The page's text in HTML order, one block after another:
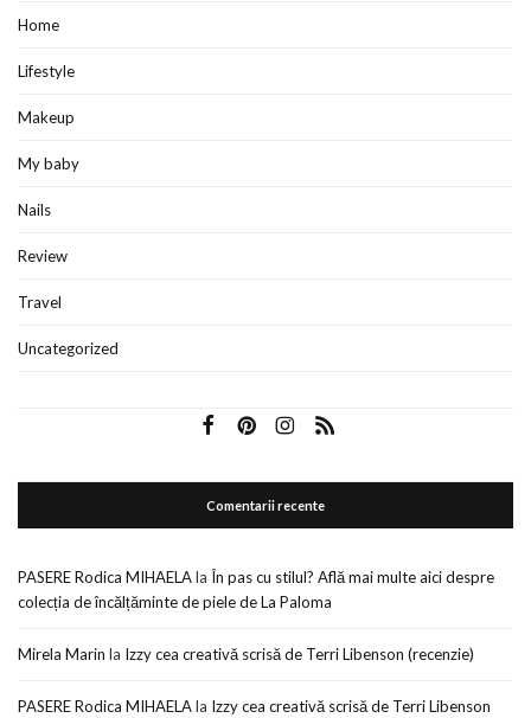
Home
Lifestyle
Makeup
My baby
Nails
Review
Travel
Uncategorized
Comentarii recente
PASERE Rodica MIHAELAla În pas cu stilul? Află mai multe aici despre
colecția de încălțăminte de piele de La Paloma
Mirela Marin la Izzy cea creativă scrisă de Terri Libenson (recenzie)
PASERE Rodica MIHAELAla Izzy cea creativă scrisă de Terri Libenson